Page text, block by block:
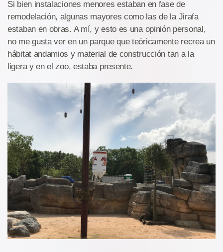
Si bien instalaciones menores estaban en fase de
remodelación, algunas mayores como las de la Jirafa
estaban en obras. A mí, y esto es una opinión personal,
no me gusta ver en un parque que teóricamente recrea un
hábitat andamios y material de construcción tan a la
ligera y en el zoo, estaba presente.